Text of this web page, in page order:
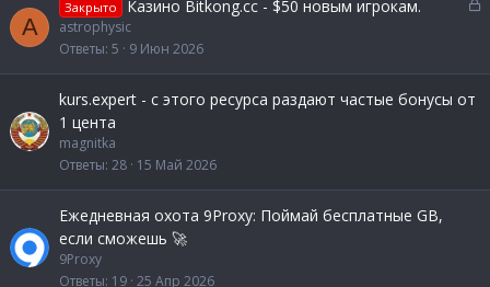
A
Закрыто Казино Bitkong.сс - $50 новым игрокам.
astrophysic
Ответы 5 9 Июн 2026
kurs.expert - с этого ресурса раздают частые бонусы от
1 цента
magnitka
Ответы 28 15 Май 2026
Ежедневная охота 9Proxy: Поймай бесплатные GB,
если сможешь 🚀
9Proxy
Ответы 19 25 Апр 2026